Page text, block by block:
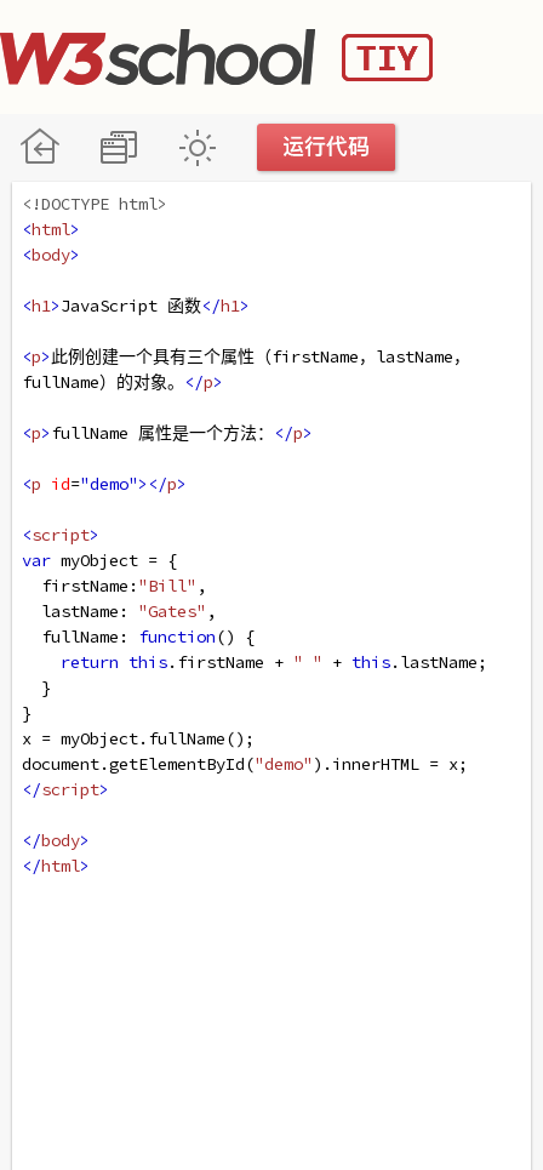
<!DOCTYPE html>
<html>
<body>
<h1>JavaScript 函数</h1>
<p>此例创建一个具有三个属性（firstName，lastName，
fullName）的对象。
</p>
<p>fullName 属性是一个方法： </p>
<p id="demo"></p>
<script>
var myObject = {
firstName : "Bill" ,
lastName : "Gates" ,
fullName : function() {
return this. firstName + " " + this. lastName;
  }
}
x = myObject. fullName();
document.getElementById("demo" ). innerHTML = x
</script>
</body>
</html>